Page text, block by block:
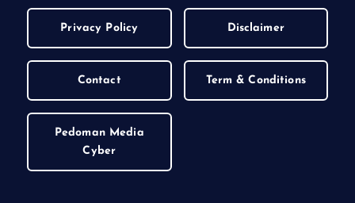
Privacy Policy Disclaimer
Contact Term & Conditions
Pedoman Media
Cyber